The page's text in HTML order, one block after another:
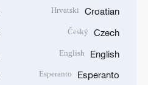
Croatian
Hrvatski
Czech
Český
English
English
Esperanto
Esperanto